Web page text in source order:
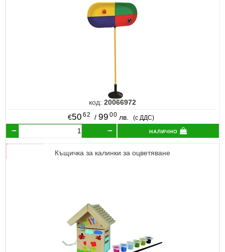
код: 20066972
€50 62 /99 00 лв. (с ДДС)
налично
Къщичка за калинки за оцветяване